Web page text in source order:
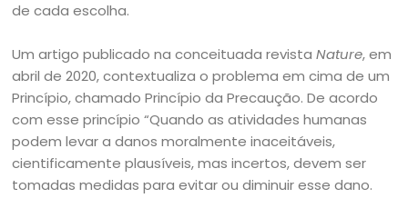
de cada escolha.
Um artigo publicado na conceituada revistaNature, em
abril de 2020, contextualiza o problema em cima de um
Princípio, chamado Princípio da Precaução. De acordo
com esse princípio “Quando as atividades humanas
podem levar a danos moralmente inaceitáveis,
cientificamente plausíveis, mas incertos, devem ser
tomadas medidas para evitar ou diminuir esse dano.